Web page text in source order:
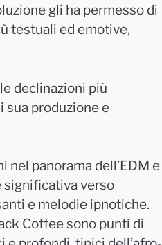
gli ha permesso di
testuali ed emotive,
declinazioni più
sua produzione e
panorama dell’EDM e
significativa verso
e melodie ipnotiche.
Coffee sono punti di